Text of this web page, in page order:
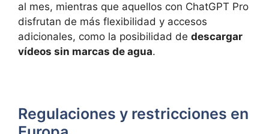
al mes, mientras que aquellos con ChatGPT Pro
disfrutan de más flexibilidad y accesos
adicionales, como la posibilidad de descargar
vídeos sin marcas de agua.
Regulaciones y restricciones en